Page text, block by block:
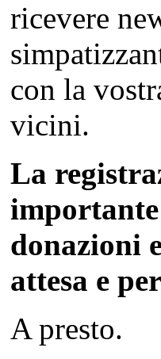
ricevere
con la
vicini.
La
donazioni
attesa e
A presto.